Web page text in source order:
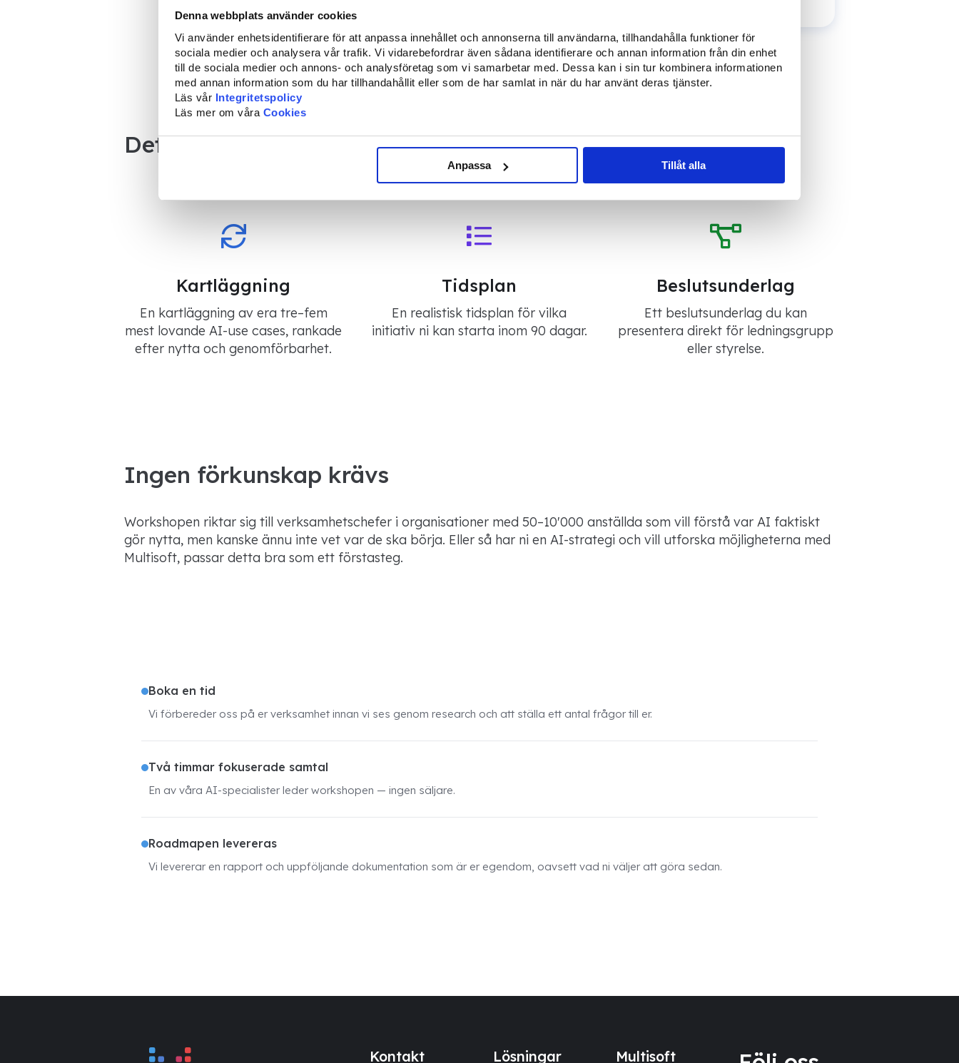
Denna webbplats använder cookies
Vi använder enhetsidentifierare för att anpassa innehållet och annonserna till användarna, tillhandahålla funktioner för
sociala medier och analysera vår trafik. Vi vidarebefordrar även sådana identifierare och annan information från din enhet
till de sociala medier och annons- och analysföretag som vi samarbetar med. Dessa kan i sin tur kombinera informationen
med annan information som du har tillhandahållit eller som de har samlat in när du har använt deras tjänster.
Läs vår Integritetspolicy
Läs mer om våra Cookies
Anpassa Tillåt alla
Det här tar du med dig
Kartläggning
En kartläggning av era tre–fem
mest lovande AI-use cases, rankade
efter nytta och genomförbarhet.
Tidsplan
En realistisk tidsplan för vilka
initiativ ni kan starta inom 90 dagar.
Beslutsunderlag
Ett beslutsunderlag du kan
presentera direkt för ledningsgrupp
eller styrelse.
Ingen förkunskap krävs
Workshopen riktar sig till verksamhetschefer i organisationer med 50–10'000 anställda som vill förstå var AI faktiskt
gör nytta, men kanske ännu inte vet var de ska börja. Eller så har ni en AI-strategi och vill utforska möjligheterna med
Multisoft, passar detta bra som ett förstasteg.
Boka en tid
Vi förbereder oss på er verksamhet innan vi ses genom research och att ställa ett antal frågor till er.
Två timmar fokuserade samtal
En av våra AI-specialister leder workshopen — ingen säljare.
Roadmapen levereras
Vi levererar en rapport och uppföljande dokumentation som är er egendom, oavsett vad ni väljer att göra sedan.
Kontakt Lösningar Multisoft